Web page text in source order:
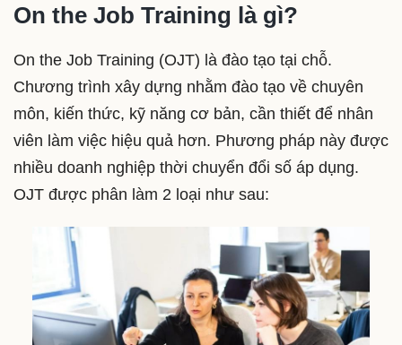
On the Job Training là gì?
On the Job Training (OJT) là đào tạo tại chỗ.
Chương trình xây dựng nhằm đào tạo về chuyên
môn, kiến thức, kỹ năng cơ bản, cần thiết để nhân
viên làm việc hiệu quả hơn. Phương pháp này được
nhiều doanh nghiệp thời chuyển đổi số áp dụng.
OJT được phân làm 2 loại như sau: